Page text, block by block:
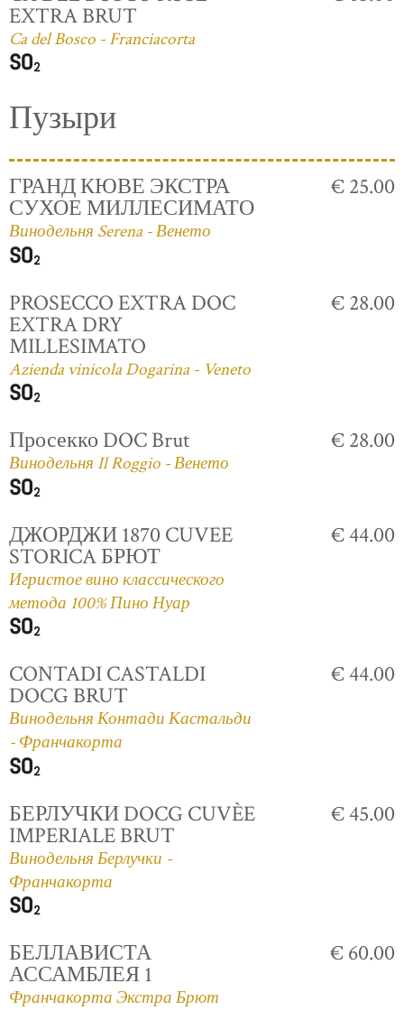
EXTRA BRUT
Ca del Bosco - Franciacorta
Пузыри
ГРАНД КЮВЕ ЭКСТРА
СУХОЕ МИЛЛЕСИМАТО
Винодельня Serena - Венето
€ 25.00
PROSECCO EXTRA DOC
EXTRA DRY
MILLESIMATO
Azienda vinicola Dogarina - Veneto
€ 28.00
Просекко DOC Brut
Винодельня Il Roggio - Венето
€ 28.00
ДЖОРДЖИ 1870 CUVEE
STORICA БРЮТ
Игристое вино классического
метода 100% Пино Нуар
€ 44.00
CONTADI CASTALDI
DOCG BRUT
Винодельня Контади Кастальди
- Франчакорта
€ 44.00
БЕРЛУЧКИ DOCG CUVÈE
IMPERIALE BRUT
Винодельня Берлучки -
Франчакорта
€ 45.00
БЕЛЛАВИСТА
АССАМБЛЕЯ 1
Франчакорта Экстра Брют
€ 60.00